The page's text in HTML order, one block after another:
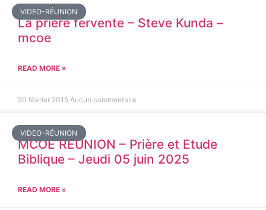
VIDEO-RÉUNION
La prière fervente – Steve Kunda –
mcoe
READ MORE »
20 février 2015 Aucun commentaire
VIDEO-RÉUNION
MCOE REUNION – Prière et Etude
Biblique – Jeudi 05 juin 2025
READ MORE »